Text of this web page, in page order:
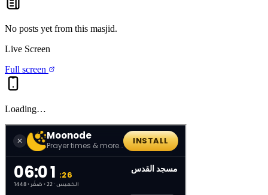
No posts yet from this masjid.
Live Screen
Full screen
Loading…